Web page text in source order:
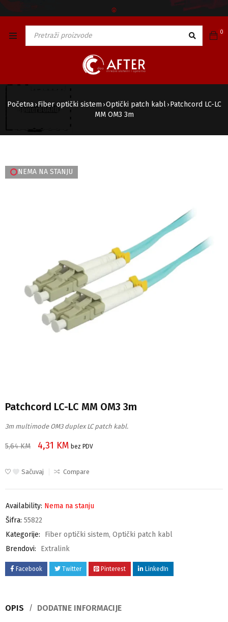
🅯
0
Početna › Fiber optički sistem ›Optički patch kabl › Patchcord LC-LC
MM OM3 3m
NEMA NA STANJU
Patchcord LC-LC MM OM3 3m
3m multimode OM3 duplex LC patch kabl.
5,64KM 4,31 KM bez PDV
Sačuvaj Compare
Availability: Nema na stanju
Šifra: 55822
Kategorije:
Fiber optički sistem, Optički patch kabl
Brendovi:
Extralink
Facebook Twitter Pinterest LinkedIn
OPIS DODATNE INFORMACIJE